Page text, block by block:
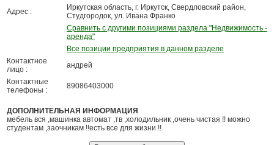
Адрес :
Иркутская область, г. Иркутск, Свердловский район,
Студгородок, ул. Ивана Франко
Сравнить с другими позициями раздела "Недвижимость -
аренда"
Все позиции предприятия в данном разделе
Контактное
лицо :
андрей
Контактные
телефоны :
89086403000
ДОПОЛНИТЕЛЬНАЯ ИНФОРМАЦИЯ
мебель вся ,машинка автомат ,тв ,холодильник ,очень чистая !! можно
студентам ,заочникам !!есть все для жизни !!